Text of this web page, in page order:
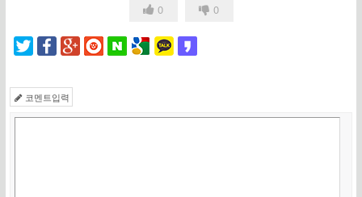
0 0
코멘트입력